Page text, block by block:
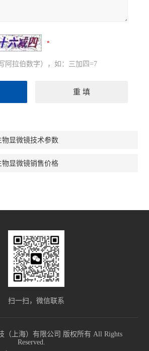
查看全部 >>
阿拉伯数字），如：三加四=7
物显微镜技术参数
物显微镜销售价格
扫一扫，微信联系
（上海）有限公司 版权所有 All Rights
Reserved.